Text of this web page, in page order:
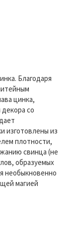
Благодаря
цинка,
со
изготовлены из
плотности,
свинца (не
образуемых
необыкновенно
магией